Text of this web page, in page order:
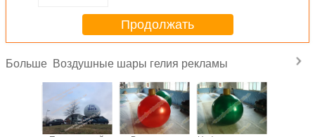
Продолжать
Больше Воздушные шары гелия рекламы